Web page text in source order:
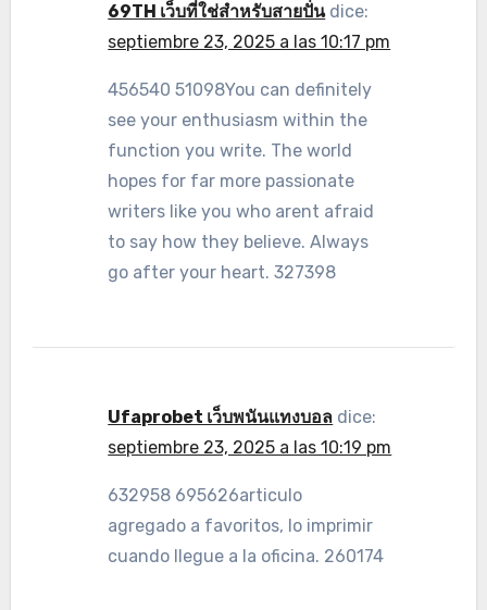
69TH เว็บที่ใช่สำหรับสายปั่น dice:
septiembre 23, 2025 a las 10:17 pm
456540 51098You can definitely
see your enthusiasm within the
function you write. The world
hopes for far more passionate
writers like you who arent afraid
to say how they believe. Always
go after your heart. 327398
Ufaprobet เว็บพนันแทงบอล dice:
septiembre 23, 2025 a las 10:19 pm
632958 695626articulo
agregado a favoritos, lo imprimir
cuando llegue a la oficina. 260174